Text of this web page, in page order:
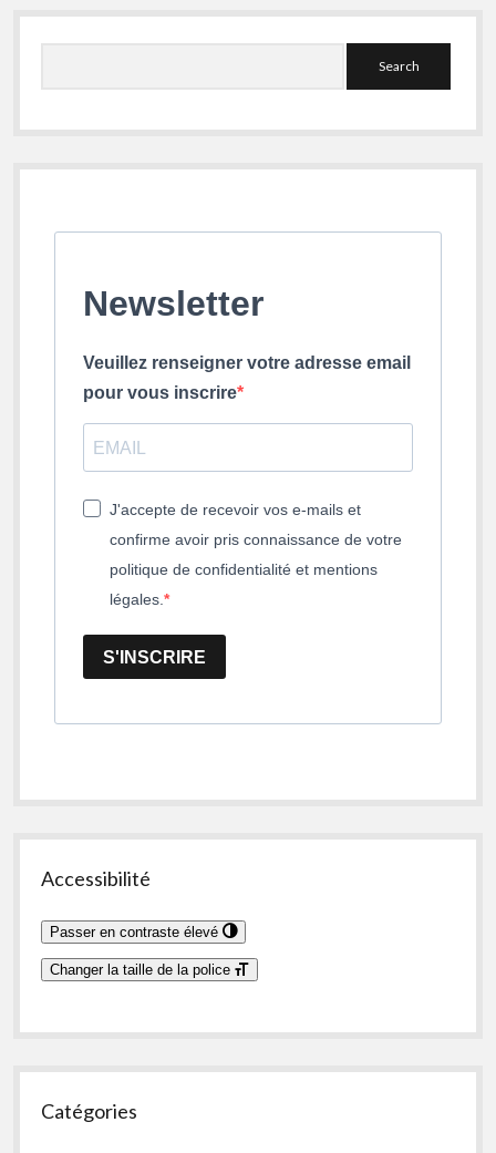
Sidebar
Newsletter
Veuillez renseigner votre adresse email
pour vous inscrire
J'accepte de recevoir vos e-mails et
confirme avoir pris connaissance de votre
politique de confidentialité et mentions
légales.
S'INSCRIRE
Accessibilité
Passer en contraste élevé
Changer la taille de la police
Catégories